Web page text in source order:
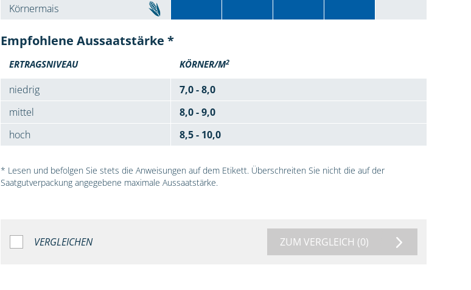
Körnermais
Empfohlene Aussaatstärke *
ERTRAGSNIVEAU KÖRNER/M2
niedrig
7,0 - 8,0
mittel
8,0 - 9,0
hoch
8,5 - 10,0
* Lesen und befolgen Sie stets die Anweisungen auf dem Etikett. Überschreiten Sie nicht die auf der
Saatgutverpackung angegebene maximale Aussaatstärke.
VERGLEICHEN ZUM VERGLEICH (0)